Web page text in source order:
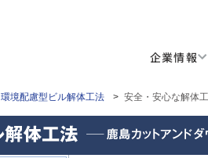
企業情報
環境配慮型ビル解体工法 > 安全・安心な解体